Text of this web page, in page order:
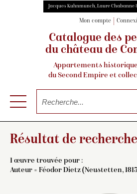
Jacques Kuhnmunch, Laure Chabanne
Mon compte
Catalogue des
du château de
Appartements
du Second Empire et
Résultat de recherche
1 œuvre trouvée pour :
Auteur = Féodor Dietz (Neustetten,